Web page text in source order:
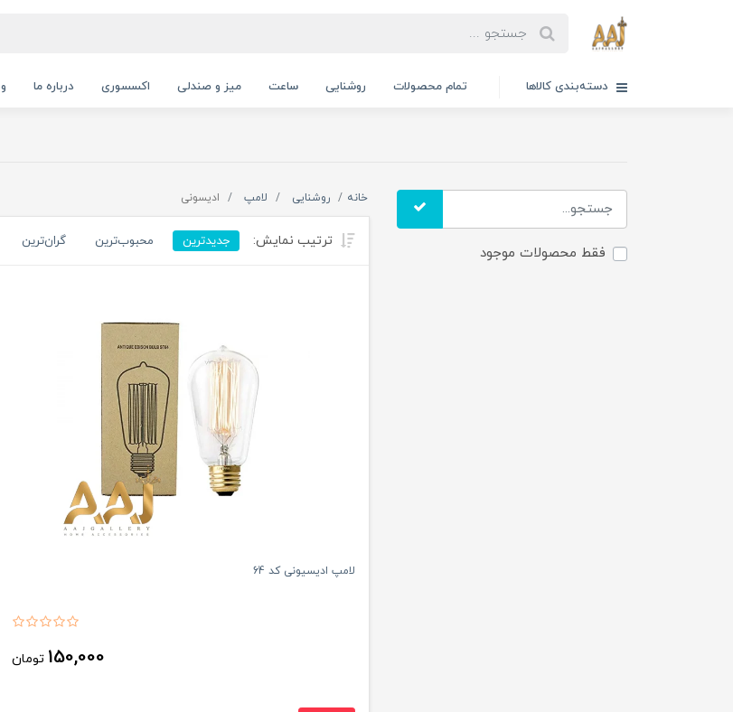
دسته‌بندی کالاها تمام محصولات روشنایی ساعت میز و صندلی اکسسوری درباره ما
فقط محصولات موجود
خانه روشنایی لامپ ادیسونی
ترتیب نمایش: جدیدترین محبوب‌ترین گران‌ترین
لامپ ادیسیونی کد 64
150,000 تومان